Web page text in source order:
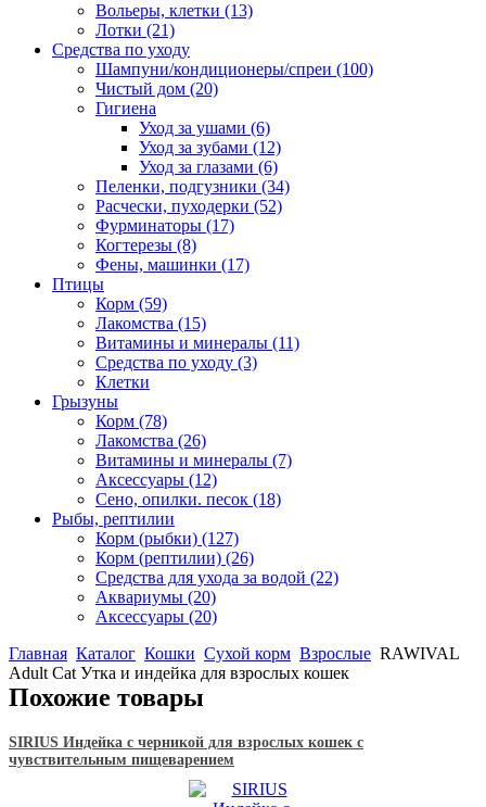
Вольеры, клетки (13)
Лотки (21)
Средства по уходу
Шампуни/кондиционеры/спреи (100)
Чистый дом (20)
Гигиена
Уход за ушами (6)
Уход за зубами (12)
Уход за глазами (6)
Пеленки, подгузники (34)
Расчески, пуходерки (52)
Фурминаторы (17)
Когтерезы (8)
Фены, машинки (17)
Птицы
Корм (59)
Лакомства (15)
Витамины и минералы (11)
Средства по уходу (3)
Клетки
Грызуны
Корм (78)
Лакомства (26)
Витамины и минералы (7)
Аксессуары (12)
Сено, опилки. песок (18)
Рыбы, рептилии
Корм (рыбки) (127)
Корм (рептилии) (26)
Средства для ухода за водой (22)
Аквариумы (20)
Аксессуары (20)
Главная Каталог Кошки Сухой корм Взрослые RAWIVAL
Adult Cat Утка и индейка для взрослых кошек
Похожие товары
SIRIUS Индейка с черникой для взрослых кошек с
чувствительным пищеварением